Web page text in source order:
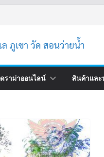
ดราม่าออนไลน์ สินค้าและ